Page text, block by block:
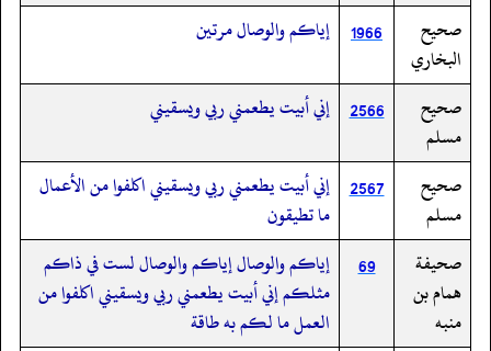
صحيح
البخاري
1966 إياكم والوصال مرتين
صحيح
مسلم
2566 إني أبيت يطعمني ربي ويسقيني
صحيح
مسلم
2567 إني أبيت يطعمني ربي ويسقيني اكلفوا من الأعمال
ما تطيقون
صحيفة
همام بن
منبه
69
إياكم والوصال إياكم والوصال لست في ذاكم
مثلكم إني أبيت يطعمني ربي ويسقيني اكلفوا من
العمل ما لكم به طاقة